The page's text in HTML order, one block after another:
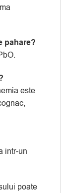
pahare?
este
intr-un
poate